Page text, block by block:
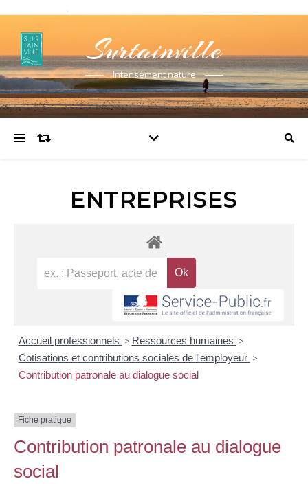
Surtainville
Intensément nature
ENTREPRISES
Accueil professionnels > Ressources humaines >
Cotisations et contributions sociales de l'employeur >
Contribution patronale au dialogue social
Fiche pratique
Contribution patronale au dialogue
social